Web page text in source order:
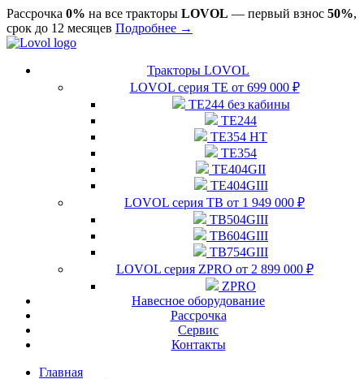
Рассрочка 0% на все тракторы LOVOL — первый взнос 50%,
срок до 12 месяцев Подробнее →
Тракторы LOVOL
LOVOL серия ТЕ от 699 000 ₽
TE244 без кабины
TE244
TE354 HT
TE354
TE404GII
TE404GIII
LOVOL серия ТВ от 1 949 000 ₽
TB504GIII
TB604GIII
TB754GIII
LOVOL серия ZPRO от 2 899 000 ₽
ZPRO
Навесное оборудование
Рассрочка
Сервис
Контакты
Главная